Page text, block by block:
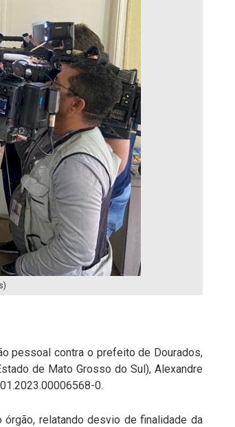
pessoal contra o prefeito de Dourados,
de Mato Grosso do Sul), Alexandre
0.
relatando desvio de finalidade da